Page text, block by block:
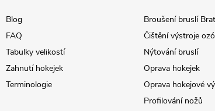
Blog
FAQ
Tabulky velikostí
Zahnutí hokejek
Terminologie
Broušení bruslí
Čištění výstroje
Nýtování bruslí
Oprava hokejek
Oprava hokejové
Profilování nožů